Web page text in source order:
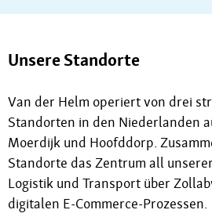
Unsere Standorte
Van der Helm operiert von drei
Standorten in den Niederlanden
Moerdijk und Hoofddorp.
Standorte das Zentrum all
Logistik und Transport über
digitalen E-Commerce-Prozessen.